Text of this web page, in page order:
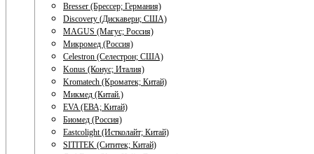
Bresser (Брессер; Германия)
Discovery (Дискавери; США)
MAGUS (Магус; Россия)
Микромед (Россия)
Celestron (Селестрон; США)
Konus (Конус; Италия)
Kromatech (Кроматек; Китай)
Микмед (Китай.)
EVA (ЕВА; Китай)
Биомед (Россия)
Eastcolight (Истколайт; Китай)
SITITEK (Сититек; Китай)